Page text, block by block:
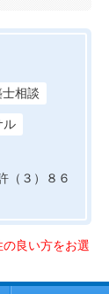
相談
ル
３）８６
良い方をお選